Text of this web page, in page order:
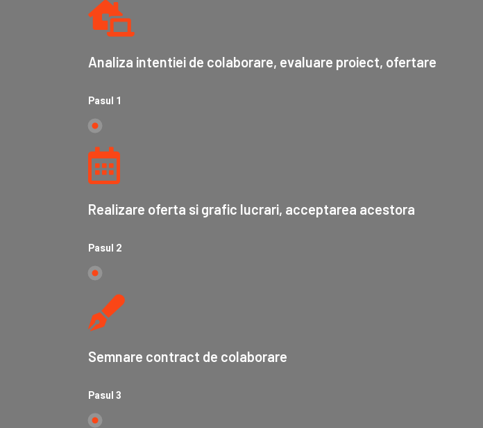
Analiza intentiei de colaborare, evaluare proiect, ofertare
Pasul 1
Realizare oferta si grafic lucrari, acceptarea acestora
Pasul 2
Semnare contract de colaborare
Pasul 3